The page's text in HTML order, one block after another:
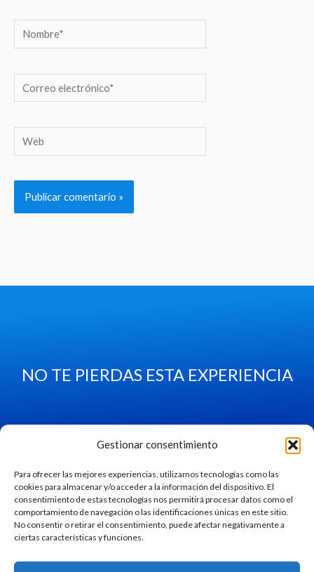
Gestionar consentimiento
Para ofrecer las mejores experiencias, utilizamos tecnologías como las
cookies para almacenar y/o acceder a la información del dispositivo. El
consentimiento de estas tecnologías nos permitirá procesar datos como el
comportamiento de navegación o las identificaciones únicas en este sitio.
No consentir o retirar el consentimiento, puede afectar negativamente a
ciertas características y funciones.
Nombre*
Correo
electrónico*
Web
NO TE PIERDAS ESTA EXPERIENCIA
Copyright © 2026 magoru.net
POLÍTICA DE PRIVACIDAD